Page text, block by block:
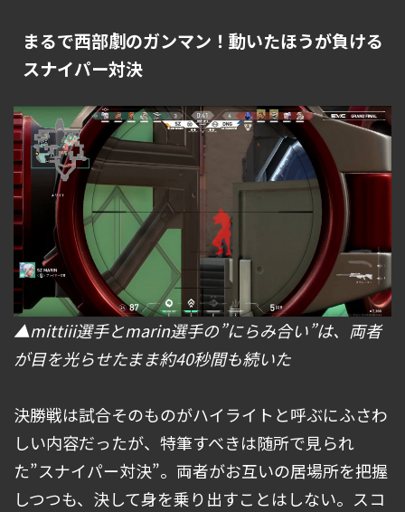
まるで西部劇のガンマン！動いたほうが負ける
スナイパー対決
▲mittiii選手とmarin選手の”にらみ合い”は、両者
が目を光らせたまま約40秒間も続いた
決勝戦は試合そのものがハイライトと呼ぶにふさわ
しい内容だったが、特筆すべきは随所で見られ
た”スナイパー対決”。両者がお互いの居場所を把握
しつつも、決して身を乗り出すことはしない。スコ